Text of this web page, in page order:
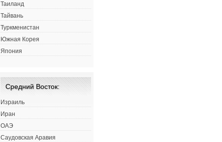
Таиланд
Тайвань
Туркменистан
Южная Корея
Япония
Средний Восток:
Израиль
Иран
ОАЭ
Саудовская Аравия